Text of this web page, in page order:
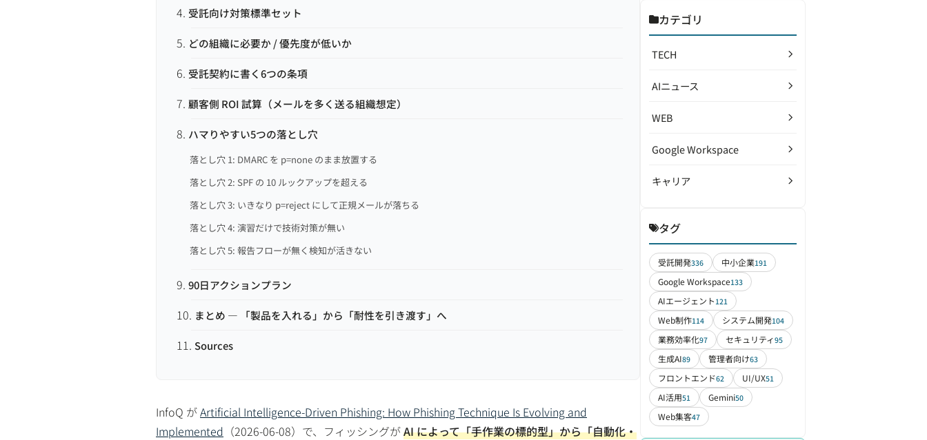
受託向け対策標準セット
どの組織に必要か / 優先度が低いか
受託契約に書く6つの条項
顧客側 ROI 試算（メールを多く送る組織想定）
ハマりやすい5つの落とし穴
落とし穴 1: DMARC を p=none のまま放置する
落とし穴 2: SPF の 10 ルックアップを超える
落とし穴 3: いきなり p=reject にして正規メールが落ちる
落とし穴 4: 演習だけで技術対策が無い
落とし穴 5: 報告フローが無く検知が活きない
90日アクションプラン
まとめ — 「製品を入れる」から「耐性を引き渡す」へ
Sources
InfoQ がArtificial Intelligence-Driven Phishing: How Phishing Technique Is Evolving and
Implemented （2026-06-08）で、フィッシングがAI によって「手作業の標的型」から「自動化・
カテゴリ
TECH
AIニュース
WEB
Google Workspace
キャリア
タグ
受託開発336 中小企業191
Google Workspace133
AIエージェント 121
Web制作114 システム開発104
業務効率化97 セキュリティ95
生成AI89 管理者向け63
フロントエンド62 UI/UX51
AI活用51 Gemini50
Web集客47